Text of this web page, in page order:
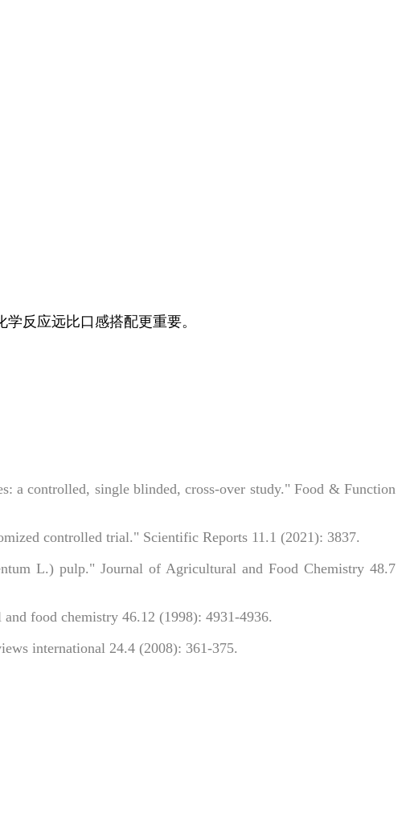
反应远比口感搭配更重要。
a controlled, single blinded, cross-over study." Food & Function
controlled trial." Scientific Reports 11.1 (2021): 3837.
L.) pulp." Journal of Agricultural and Food Chemistry 48.7
food chemistry 46.12 (1998): 4931-4936.
international 24.4 (2008): 361-375.